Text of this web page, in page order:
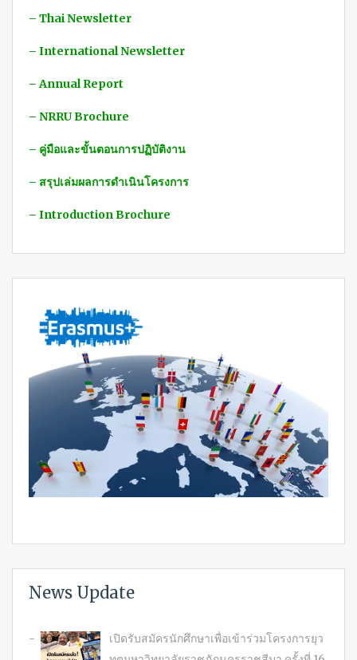
– Thai Newsletter
– International Newsletter
– Annual Report
– NRRU Brochure
– คู่มือและขั้นตอนการปฏิบัติงาน
– สรุปเล่มผลการดำเนินโครงการ
– Introduction Brochure
News Update
เปิดรับสมัครนักศึกษาเพื่อเข้าร่วมโครงการยุว